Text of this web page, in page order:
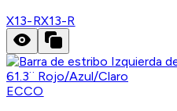
X13-RX13-R
ECCO